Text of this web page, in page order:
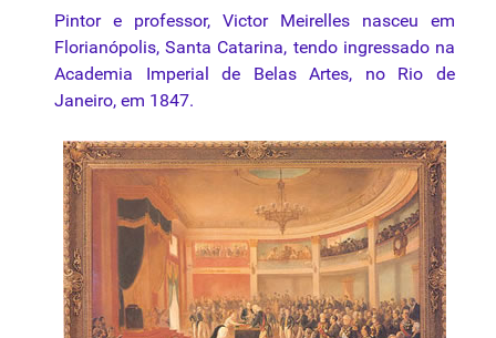
Pintor e professor, Victor Meirelles nasceu em
Florianópolis, Santa Catarina, tendo ingressado na
Academia Imperial de Belas Artes, no Rio de
Janeiro, em 1847.